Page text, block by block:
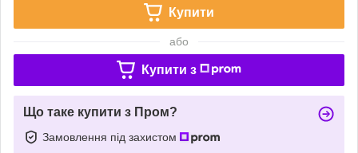
Купити
або
Купити з
Що таке купити з Пром?
Замовлення під захистом